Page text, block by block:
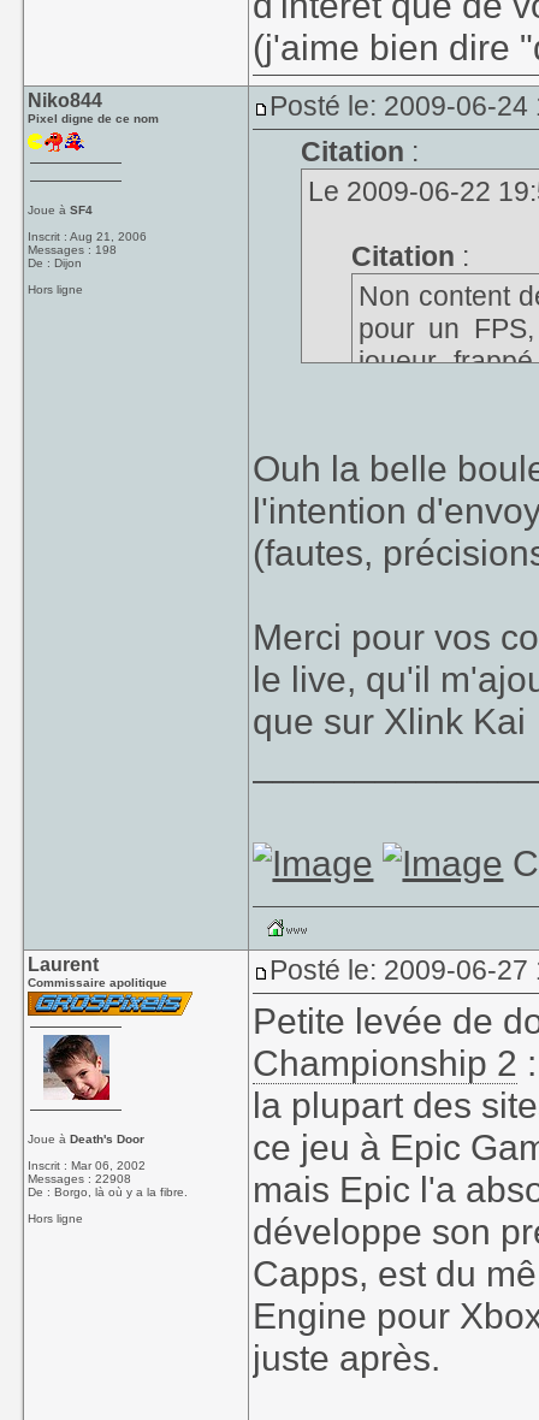
(j'aime bien dire
Niko844
Pixel digne de ce nom
Joue àSF4
Inscrit : Aug 21, 2006
Messages : 198
De : Dijon
Hors ligne
Posté le: 2009-06-24
Citation :
Le 2009-06-22
Citation :
Non content
pour un
joueur
Euh, coquille,
??!!
[ Ce Message a
Ouh la belle
l'intention
(fautes,
Merci pour vos
le live, qu'il
que sur Xlink Kai
Laurent
Commissaire apolitique
Joue àDeath's Door
Inscrit : Mar 06, 2002
Messages : 22908
De : Borgo, là où y a la fibre.
Hors ligne
Posté le: 2009-06-27
Petite levée de
Championship 2
la plupart des
ce jeu à Epic
mais Epic l'a
développe son
Capps, est du
Engine pour
juste après.